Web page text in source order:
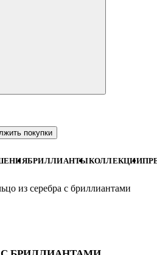
покупки
БРИЛЛИАНТЫКОЛЛЕКЦИИ
из серебра с бриллиантами